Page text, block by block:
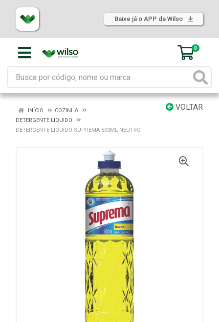
Baixe já o APP da Wilso
0
VOLTAR
INÍCIO
COZINHA
DETERGENTE LIQUIDO
DETERGENTE LIQUIDO SUPREMA 500ML NEUTRO